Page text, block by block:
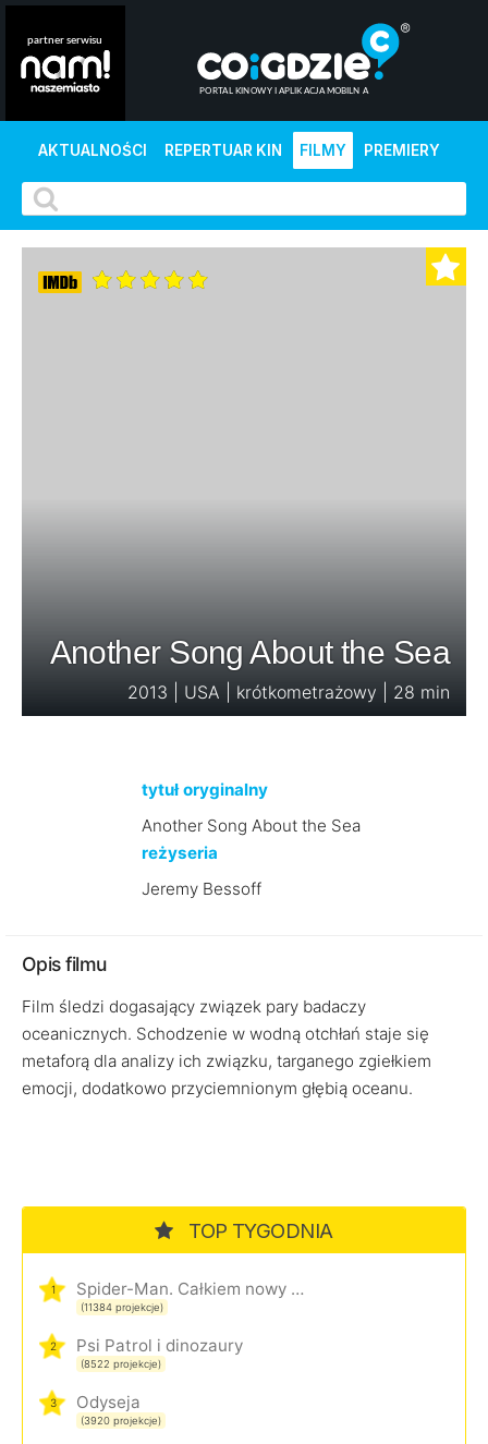
AKTUALNOŚCI REPERTUAR KIN FILMY PREMIERY
Another Song About the Sea
2013 | USA | krótkometrażowy | 28 min
tytuł oryginalny
Another Song About the Sea
reżyseria
Jeremy Bessoff
Opis filmu
Film śledzi dogasający związek pary badaczy
oceanicznych. Schodzenie w wodną otchłań staje się
metaforą dla analizy ich związku, targanego zgiełkiem
emocji, dodatkowo przyciemnionym głębią oceanu.
TOP TYGODNIA
1 Spider-Man. Całkiem nowy dzień
(11384 projekcje)
2 Psi Patrol i dinozaury
(8522 projekcje)
3 Odyseja
(3920 projekcje)